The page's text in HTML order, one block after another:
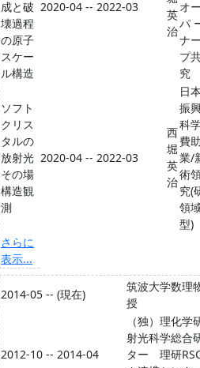
成と破
壊過程
の原子
スケー
ル構造
2020-04 -- 2022-03
英
治
オ
パ
ナ
プ
究
ソフト
クリス
タルの
放射光
その場
構造観
測
2020-04 -- 2022-03
西
堀
英
治
日
振
科
費
業/
術
究(
領
型)
さらに
表示...
2014-05 -- (現在)
筑波大学数理
授
2012-10 -- 2014-04
（独）理化学
射光科学総合
ター 理研